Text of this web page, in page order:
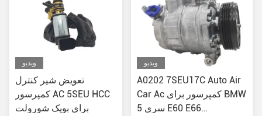
ویدیو
تعویض شیر کنترل
کمپرسور AC 5SEU HCC
برای بویک شورولت
ویدیو
A0202 7SEU17C Auto Air
Car Ac کمپرسور برای BMW
سری 5 E60 E66